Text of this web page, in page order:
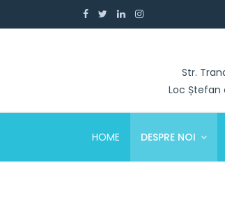
Str.
Loc Ștefan
HOME DESPRE NOI